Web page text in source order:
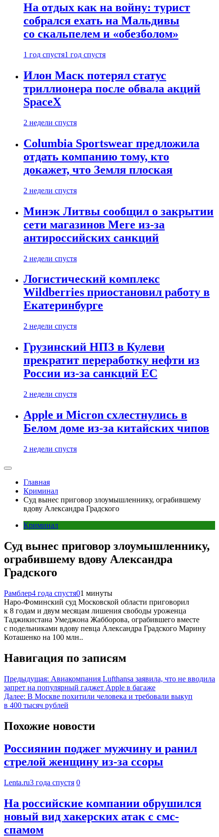
На отдых как на войну: турист
собрался ехать на Мальдивы
со скальпелем и «обезболом»
1 год спустя1 год спустя
Илон Маск потерял статус
триллионера после обвала акций
SpaceX
2 недели спустя
Columbia Sportswear предложила
отдать компанию тому, кто
докажет, что Земля плоская
2 недели спустя
Минэк Литвы сообщил о закрытии
сети магазинов Mere из-за
антироссийских санкций
2 недели спустя
Логистический комплекс
Wildberries приостановил работу в
Екатеринбурге
2 недели спустя
Грузинский НПЗ в Кулеви
прекратит переработку нефти из
России из-за санкций ЕС
2 недели спустя
Apple и Micron схлестнулись в
Белом доме из-за китайских чипов
2 недели спустя
Главная
Криминал
Суд вынес приговор злоумышленнику, ограбившему
вдову Александра Градского
Криминал
Суд вынес приговор злоумышленнику,
ограбившему вдову Александра
Градского
Рамблер4 года спустя01 минуты
Наро-Фоминский суд Московской области приговорил
к 8 годам и двум месяцам лишения свободы уроженца
Таджикистана Умеджона Жабборова, ограбившего вместе
с подельниками вдову певца Александра Градского Марину
Коташенко на 100 млн..
Навигация по записям
Предыдущая: Авиакомпания Lufthansa заявила, что не вводила
запрет на популярный гаджет Apple в багаже
Далее: В Москве похитили человека и требовали выкуп
в 400 тысяч рублей
Похожие новости
Россиянин поджег мужчину и ранил
стрелой женщину из-за ссоры
Lenta.ru3 года спустя 0
На российские компании обрушился
новый вид хакерских атак с смс-
спамом